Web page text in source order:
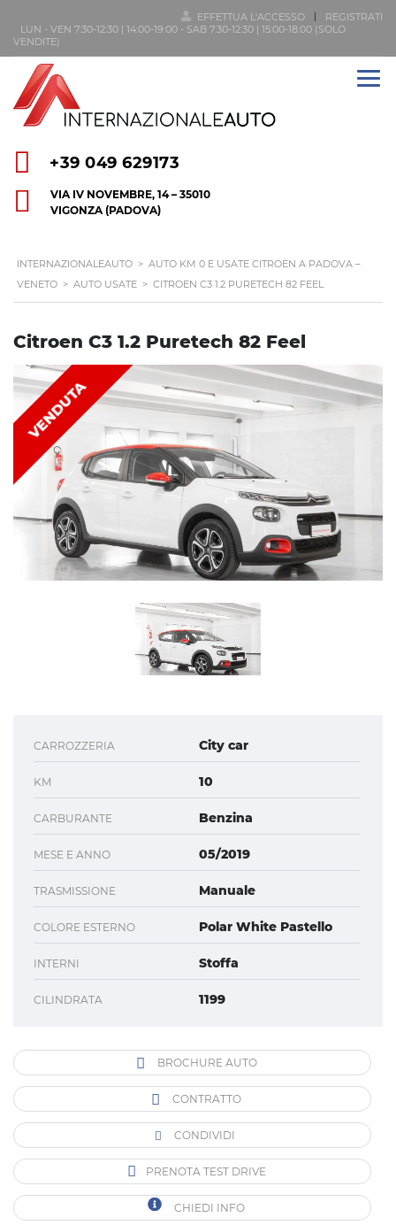
EFFETTUA L'ACCESSO
REGISTRATI
LUN - VEN 7:30-12:30 | 14:00-19:00 - SAB 7:30-12:30 | 15:00-18:00 (SOLO
VENDITE)
+39 049 629173
VIA IV NOVEMBRE, 14 – 35010
VIGONZA (PADOVA)
INTERNAZIONALEAUTO > AUTO KM 0 E USATE CITROËN A PADOVA –
VENETO > AUTO USATE > CITROEN C3 1.2 PURETECH 82 FEEL
Citroen C3 1.2 Puretech 82 Feel
VENDUTA
CARROZZERIA City car
KM 10
CARBURANTE Benzina
MESE E ANNO 05/2019
TRASMISSIONE Manuale
COLORE ESTERNO Polar White Pastello
INTERNI Stoffa
CILINDRATA 1199
BROCHURE AUTO
CONTRATTO
CONDIVIDI
PRENOTA TEST DRIVE
CHIEDI INFO